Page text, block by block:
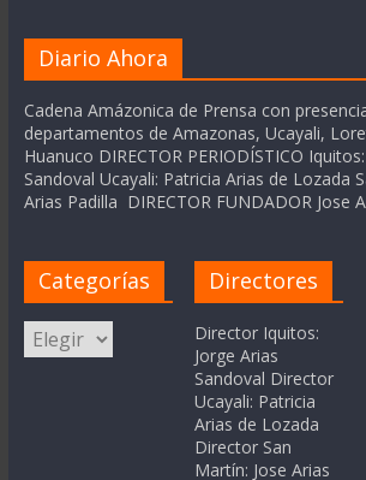
Diario Ahora
Cadena Amázonica de Prensa con
departamentos de Amazonas, Ucayali,
Huanuco DIRECTOR PERIODÍSTICO
Sandoval Ucayali: Patricia Arias de Lozada
Arias Padilla DIRECTOR FUNDADOR Jose
Categorías
Categorías
Directores
Director Iquitos:
Jorge Arias
Sandoval Director
Ucayali: Patricia
Arias de Lozada
Director San
Martín: Jose Arias